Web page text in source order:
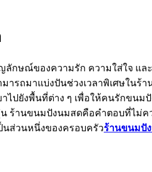
ษณ์ของความรัก ความใส่ใจ แล
ถมาแบ่งปันช่วงเวลาพิเศษในร้
ปยังพื้นที่ต่าง ๆ เพื่อให้คนรักขน
ร้านขนมปังนมสดคือคำตอบที่ไ
ส่วนหนึ่งของครอบครัวร้านขนมปั